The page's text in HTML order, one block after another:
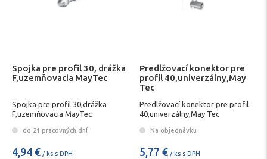
Spojka pre profil 30, drážka
F,uzemňovacia MayTec
Spojka pre profil 30,drážka
F,uzemňovacia MayTec
do 21 pracovných dní
4,94 € / ks s DPH
Predlžovací konektor pre
profil 40,univerzálny,May
Tec
Predlžovací konektor pre profil
40,univerzálny,May Tec
Na objednávku
5,77 € / ks s DPH